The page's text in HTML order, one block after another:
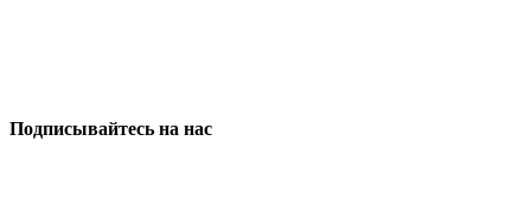
Подписывайтесь на нас